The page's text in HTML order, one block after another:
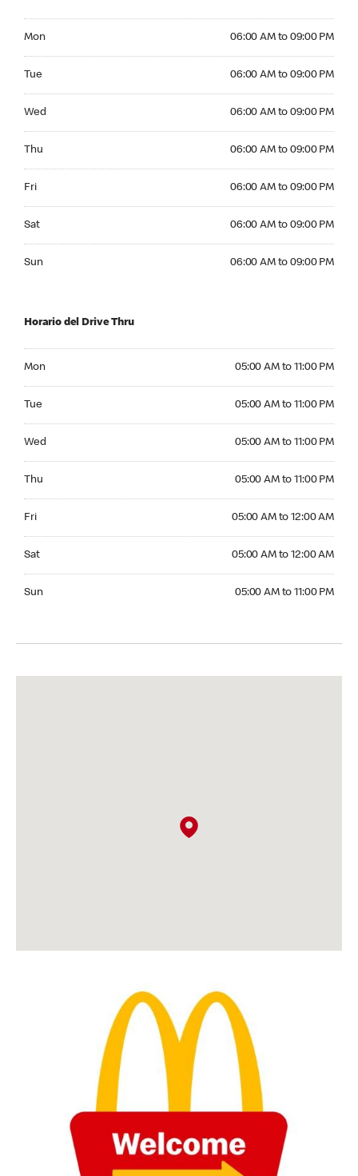
Mon 06:00 AM to 09:00 PM
Tue 06:00 AM to 09:00 PM
Wed 06:00 AM to 09:00 PM
Thu 06:00 AM to 09:00 PM
Fri 06:00 AM to 09:00 PM
Sat 06:00 AM to 09:00 PM
Sun 06:00 AM to 09:00 PM
Horario del Drive Thru
Mon 05:00 AM to 11:00 PM
Tue 05:00 AM to 11:00 PM
Wed 05:00 AM to 11:00 PM
Thu 05:00 AM to 11:00 PM
Fri 05:00 AM to 12:00 AM
Sat 05:00 AM to 12:00 AM
Sun 05:00 AM to 11:00 PM